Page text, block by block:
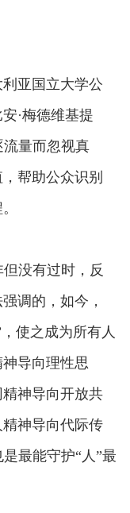
亚国立大学公
·梅德维基提
量而忽视真
帮助公众识别
没有过时，反
调的，如今，
使之成为所有人
导向理性思
神导向开放共
神导向代际传
最能守护“人”最